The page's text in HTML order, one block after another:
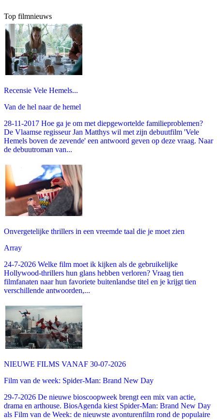
Top filmnieuws
Recensie Vele Hemels...
Van de hel naar de hemel
28-11-2017 Hoe ga je om met diepgewortelde familieproblemen?
De Vlaamse regisseur Jan Matthys wil met zijn debuutfilm 'Vele
Hemels boven de zevende' een antwoord geven op deze vraag. Naar
de debuutroman van...
Onvergetelijke thrillers in een vreemde taal die je moet zien
Array
24-7-2026 Welke film moet ik kijken als de gebruikelijke
Hollywood-thrillers hun glans hebben verloren? Vraag tien
filmfanaten naar hun favoriete buitenlandse titel en je krijgt tien
verschillende antwoorden,...
NIEUWE FILMS VANAF 30-07-2026
Film van de week: Spider-Man: Brand New Day
29-7-2026 De nieuwe bioscoopweek brengt een mix van actie,
drama en arthouse. BiosAgenda kiest Spider-Man: Brand New Day
als Film van de Week: de nieuwste avonturenfilm rond de populaire